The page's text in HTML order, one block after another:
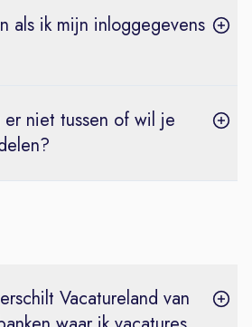
als ik mijn inloggegevens
niet tussen of wil je
Vacatureland van